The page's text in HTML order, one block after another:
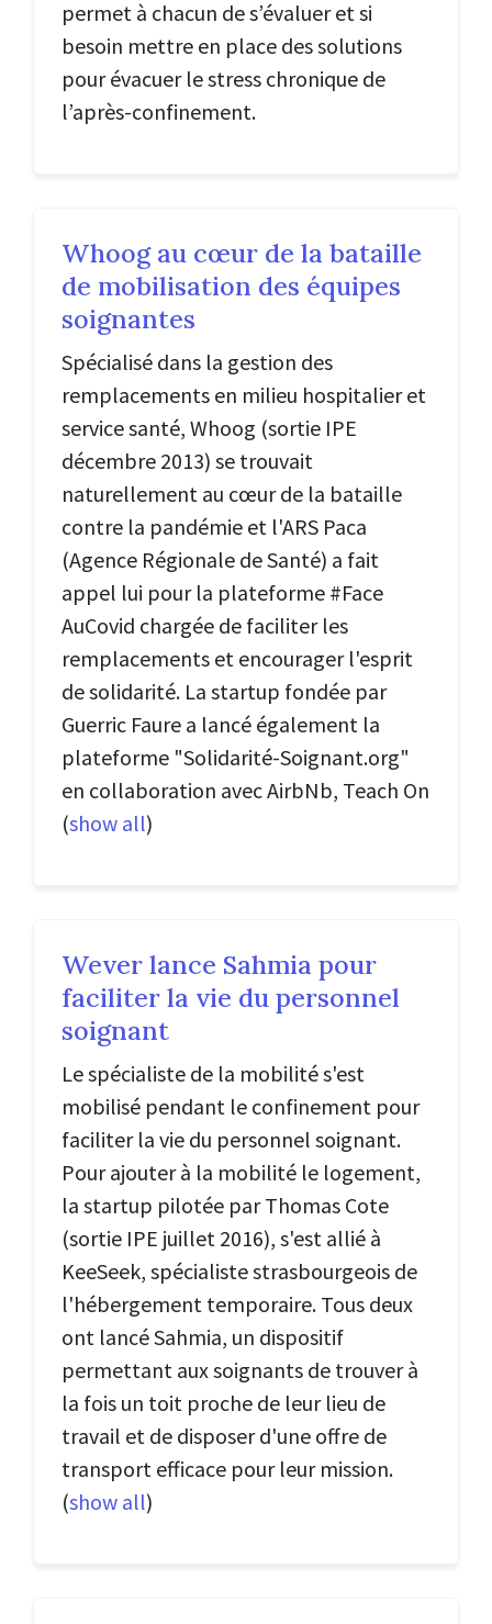
permet à chacun de s’évaluer et si
besoin mettre en place des solutions
pour évacuer le stress chronique de
l’après-confinement.
Whoog au cœur de la bataille
de mobilisation des équipes
soignantes
Spécialisé dans la gestion des
remplacements en milieu hospitalier et
service santé, Whoog (sortie IPE
décembre 2013) se trouvait
naturellement au cœur de la bataille
contre la pandémie et l'ARS Paca
(Agence Régionale de Santé) a fait
appel lui pour la plateforme #Face
AuCovid chargée de faciliter les
remplacements et encourager l'esprit
de solidarité. La startup fondée par
Guerric Faure a lancé également la
plateforme "Solidarité-Soignant.org"
en collaboration avec AirbNb, Teach On
(show all)
Wever lance Sahmia pour
faciliter la vie du personnel
soignant
Le spécialiste de la mobilité s'est
mobilisé pendant le confinement pour
faciliter la vie du personnel soignant.
Pour ajouter à la mobilité le logement,
la startup pilotée par Thomas Cote
(sortie IPE juillet 2016), s'est allié à
KeeSeek, spécialiste strasbourgeois de
l'hébergement temporaire. Tous deux
ont lancé Sahmia, un dispositif
permettant aux soignants de trouver à
la fois un toit proche de leur lieu de
travail et de disposer d'une offre de
transport efficace pour leur mission.
(show all)